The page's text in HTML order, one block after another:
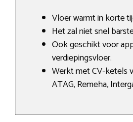
Vloer warmt in korte
Het zal niet snel
Ook geschikt voor
verdiepingsvloer.
Werkt met CV-ketels
ATAG, Remeha,